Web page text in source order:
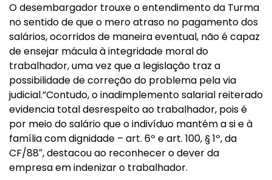
O desembargador trouxe o entendimento da Turma
no sentido de que o mero atraso no pagamento dos
salários, ocorridos de maneira eventual, não é capaz
de ensejar mácula à integridade moral do
trabalhador, uma vez que a legislação traz a
possibilidade de correção do problema pela via
judicial.”Contudo, o inadimplemento salarial reiterado
evidencia total desrespeito ao trabalhador, pois é
por meio do salário que o indivíduo mantém a si e à
família com dignidade – art. 6º e art. 100, § 1º, da
CF/88″, destacou ao reconhecer o dever da
empresa em indenizar o trabalhador.